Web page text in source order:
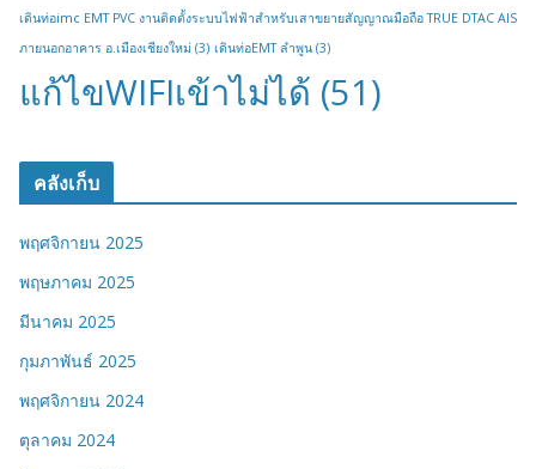
เดินท่อimc EMT PVC งานติดตั้งระบบไฟฟ้าสำหรับเสาขยายสัญญาณมือถือ TRUE DTAC AIS
ภายนอกอาคาร อ.เมืองเชียงใหม่ (3) เดินท่อEMT ลำพูน (3)
แก้ไขWIFIเข้าไม่ได้ (51)
คลังเก็บ
พฤศจิกายน 2025
พฤษภาคม 2025
มีนาคม 2025
กุมภาพันธ์ 2025
พฤศจิกายน 2024
ตุลาคม 2024